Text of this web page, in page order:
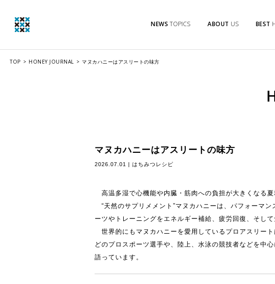
NEWS TOPICS ABOUT US BEST
TOP HONEY JOURNAL マヌカハニーはアスリートの味方
マヌカハニーはアスリートの味方
2026.07.01 | はちみつレシピ
高温多湿で心機能や内臓・筋肉への負担が大きくなる夏
“天然のサプリメメント”マヌカハニーは、パフォーマ
ーツやトレーニングをエネルギー補給、疲労回復、そし
世界的にもマヌカハニーを愛用しているプロアスリー
どのプロスポーツ選手や、陸上、水泳の競技者などを中
語っています。